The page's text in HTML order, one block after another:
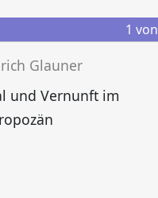
1 von
Glauner
und Vernunft im